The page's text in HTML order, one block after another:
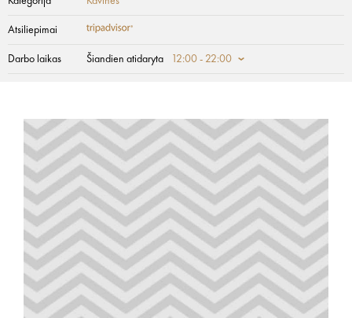
Atsiliepimai
Darbo laikas Šiandien atidaryta 12:00 - 22:00